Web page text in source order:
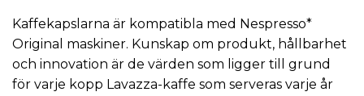
Kaffekapslarna är kompatibla med Nespresso*
Original maskiner. Kunskap om produkt, hållbarhet
och innovation är de värden som ligger till grund
för varje kopp Lavazza-kaffe som serveras varje år